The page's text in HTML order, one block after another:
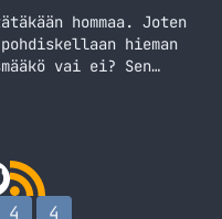
hommaa. Joten
hieman
vai ei? Sen
ensiksi.
Aloitetaan
Suunnittelija
4 4